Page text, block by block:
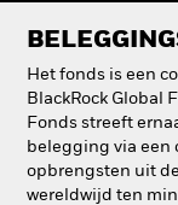
Het fonds is een
BlackRock Global
Fonds streeft
belegging via een
opbrengsten uit
wereldwijd ten